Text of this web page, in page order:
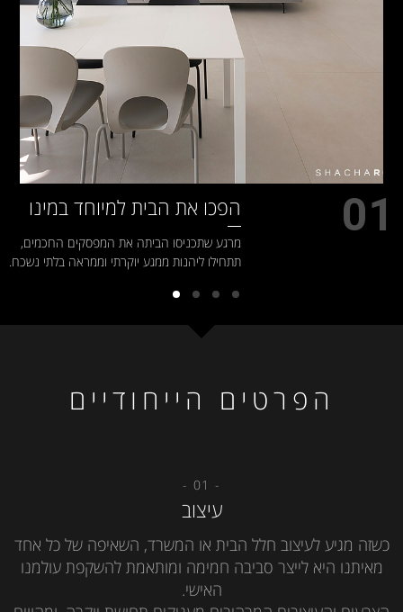
01 הפכו את הבית למיוחד במינו
מרגע שתכניסו הביתה את המפסקים החכמים,
תתחילו ליהנות ממגע יוקרתי וממראה בלתי נשכח.
הפרטים הייחודיים
- 01 -
עיצוב
כשזה מגיע לעיצוב חלל הבית או המשרד, השאיפה של כל אחד
מאיתנו היא לייצר סביבה חמימה ומותאמת להשקפת עולמנו
האישי.